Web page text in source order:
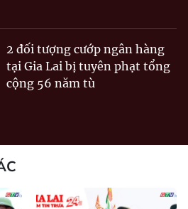
2 đối tượng cướp ngân hàng
tại Gia Lai bị tuyên phạt tổng
cộng 56 năm tù